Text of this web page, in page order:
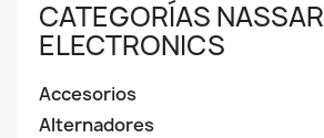
CATEGORÍAS NASSAR
ELECTRONICS
Accesorios
Alternadores